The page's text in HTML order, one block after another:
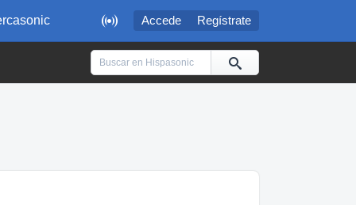
 Accede Regístrate